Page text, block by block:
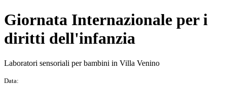
Giornata Internazionale per i
diritti dell'infanzia
Laboratori sensoriali per bambini in Villa Venino
Data: